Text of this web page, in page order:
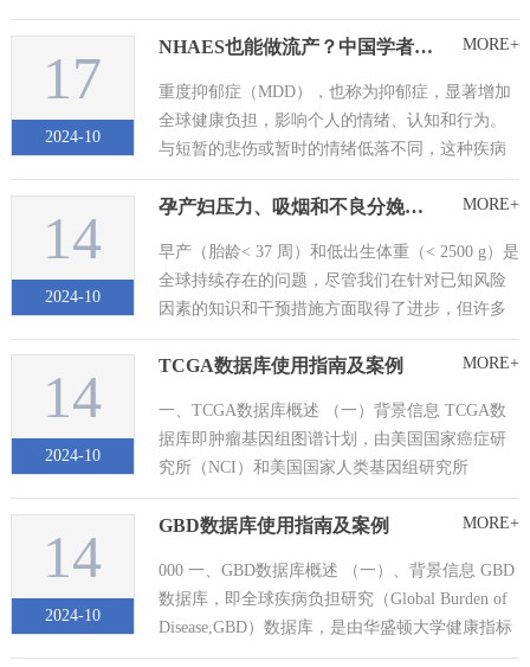
元素暴露与认知功能之间关系的影响的研究有
限。本研究通过了解微量元素暴露、饮食炎症潜
有针对性的干预措施和公共卫生策略提供有价
值...
17
2024-10
NHAES也能做流产？中国学者揭示流产与女性抑郁症状之间的关联 MORE+
重度抑郁症（MDD），也称为抑郁症，显著增加
全球健康负担，影响个人的情绪、认知和行为。
与短暂的悲伤或暂时的情绪低落不同，这种疾病
的特点是持续的沮丧、不感兴趣和能力下降，有
可能在最极端的形式下升级为自杀。1990 年至
郁症患病率呈普遍上升趋...
14
2024-10
孕产妇压力、吸烟和不良分娩结局之间的关联 MORE+
早产（胎龄< 37 周）和低出生体重（< 2500 g）是
全球持续存在的问题，尽管我们在针对已知风险
因素的知识和干预措施方面取得了进步，但许多
国家的早产率都在上升。在加拿大，阿尔伯塔省
的早产率（2019/2020 年为 9.2%）和低出生体重
14
2024-10
TCGA数据库使用指南及案例 MORE+
一、TCGA数据库概述 （一）背景信息 TCGA数
据库即肿瘤基因组图谱计划，由美国国家癌症研
究所（NCI）和美国国家人类基因组研究所
（NHGRI）于2006年联合启动的项目，收录了各
种人类癌症（包括亚型在内的肿瘤）的临床数
14
2024-10
GBD数据库使用指南及案例 MORE+
000 一、GBD数据库概述 （一）、背景信息 GBD
数据库，即全球疾病负担研究（Global Burden of
Disease,GBD）数据库，是由华盛顿大学健康指标
与评估研究所（IHME）维护和更新的一个全球性